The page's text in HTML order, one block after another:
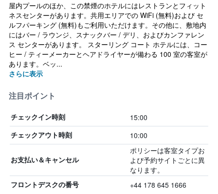
屋内プールのほか、この禁煙のホテルにはレストランとフィット
ネスセンターがあります。共用エリアでの WiFi (無料)および セ
ルフパーキング (無料)もご利用いただけます。その他に、敷地内
にはバー / ラウンジ、スナックバー / デリ、およびカンファレン
ス センターがあります。 スターリング コート ホテルには、コー
ヒー / ティーメーカーとヘアドライヤーが備わる 100 室の客室が
あります。ベッ...
さらに表示
注目ポイント
チェックイン時刻 15:00
チェックアウト時刻 10:00
お支払い＆キャンセル
ポリシーは客室タイプお
よび予約サイトごとに異
なります。
フロントデスクの番号 +44 178 645 1666